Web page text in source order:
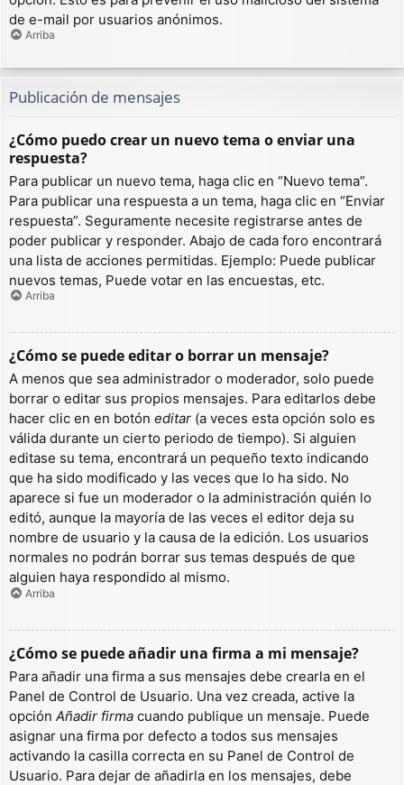
de e-mail por usuarios anónimos.
Arriba
Publicación de mensajes
¿Cómo puedo crear un nuevo tema o enviar una
respuesta?
Para publicar un nuevo tema, haga clic en “Nuevo tema”.
Para publicar una respuesta a un tema, haga clic en “Enviar
respuesta”. Seguramente necesite registrarse antes de
poder publicar y responder. Abajo de cada foro encontrará
una lista de acciones permitidas. Ejemplo: Puede publicar
nuevos temas, Puede votar en las encuestas, etc.
Arriba
¿Cómo se puede editar o borrar un mensaje?
A menos que sea administrador o moderador, solo puede
borrar o editar sus propios mensajes. Para editarlos debe
hacer clic en en botón editar (a veces esta opción solo es
válida durante un cierto periodo de tiempo). Si alguien
editase su tema, encontrará un pequeño texto indicando
que ha sido modificado y las veces que lo ha sido. No
aparece si fue un moderador o la administración quién lo
editó, aunque la mayoría de las veces el editor deja su
nombre de usuario y la causa de la edición. Los usuarios
normales no podrán borrar sus temas después de que
alguien haya respondido al mismo.
Arriba
¿Cómo se puede añadir una firma a mi mensaje?
Para añadir una firma a sus mensajes debe crearla en el
Panel de Control de Usuario. Una vez creada, active la
opción Añadir firma cuando publique un mensaje. Puede
asignar una firma por defecto a todos sus mensajes
activando la casilla correcta en su Panel de Control de
Usuario. Para dejar de añadirla en los mensajes, debe